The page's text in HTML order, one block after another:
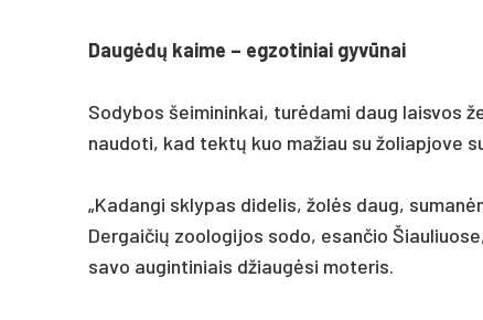
Daugėdų kai­me – eg­zo­ti­niai gyvū­nai
So­dy­bos šei­mi­nin­kai, turė­da­mi daug lais­vos
nau­do­ti, kad tektų kuo ma­žiau su žo­liap­jo­ve
„Ka­dan­gi skly­pas di­de­lis, žolės daug,
Der­gai­čių zoo­lo­gi­jos so­do, esan­čio
sa­vo au­gin­ti­niais džiaugė­si mo­te­ris.